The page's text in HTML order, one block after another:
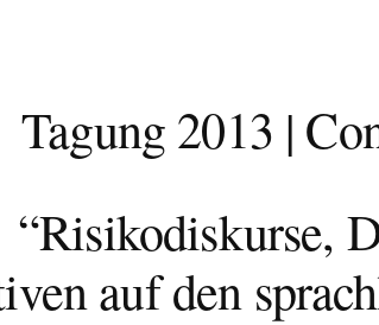
Tagung 2013 |
“Risikodiskurse,
auf den